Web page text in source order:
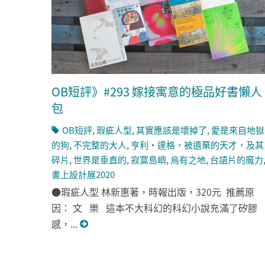
OB短評》#293 嫁接寓意的極品好書懶人
包
OB短評,瑕疵人型,其實應該是壞掉了, 愛是來自地獄
的狗,不完整的大人,亨利‧達格，被遺棄的天才，及其
碎片,世界是垂直的,寂寞島嶼, 烏有之地, 台語片的魔力,
書上設計展2020
●瑕疵人型 林新惠著，時報出版，320元 推薦原
因： 文 樂 這本不大科幻的科幻小說充滿了矽膠
感，...